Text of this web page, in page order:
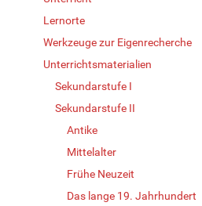
Lernorte
Werkzeuge zur Eigenrecherche
Unterrichtsmaterialien
Sekundarstufe I
Sekundarstufe II
Antike
Mittelalter
Frühe Neuzeit
Das lange 19. Jahrhundert